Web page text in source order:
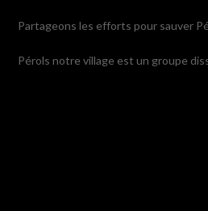
Partageons les efforts pour sauver
Pérols notre village est un groupe